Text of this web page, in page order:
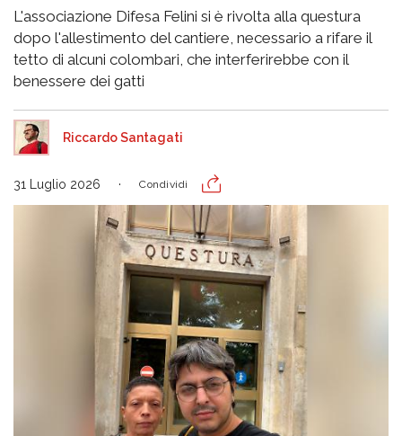
L'associazione Difesa Felini si è rivolta alla questura
dopo l'allestimento del cantiere, necessario a rifare il
tetto di alcuni colombari, che interferirebbe con il
benessere dei gatti
Riccardo Santagati
31 Luglio 2026 Condividi